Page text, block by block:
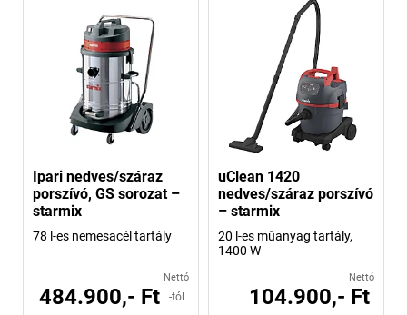
Ipari nedves/száraz
porszívó, GS sorozat –
starmix
78 l-es nemesacél tartály
Nettó
484.900,- Ft -tól
uClean 1420
nedves/száraz porszívó
– starmix
20 l-es műanyag tartály,
1400 W
Nettó
104.900,- Ft